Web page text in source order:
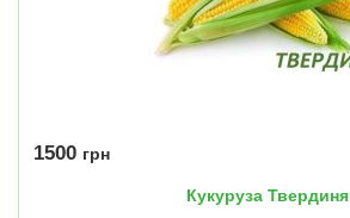
1500 грн
Кукуруза Твердиня